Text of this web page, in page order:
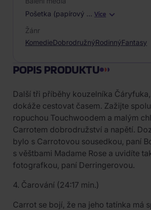
Pošetka (papírový … Více
Žánr
KomedieDobrodružnýRodinnýFantasy
POPIS PRODUKTU
Další tři příběhy kouzelníka
dokáže cestovat časem. Zažijte
ropuchou Touchwoodem a malým
Carrotem dobrodružství a napětí.
bylo s Carrotovou sousedkou, paní
s věštbami Madame Rose a uvidíte
fotografkou, paní Derringerovou.
4. Čarování (24:17 min.)
Carrot se bojí, že na jeho tatínka má